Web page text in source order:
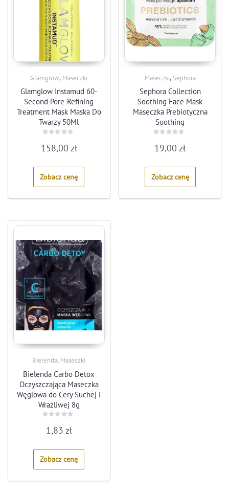
Glamglow, Maseczki
Glamglow Instamud 60-
Second Pore-Refining
Treatment Mask Maska Do
Twarzy 50Ml
0
out
5
158,00 zł
Zobacz cenę
Maseczki, Sephora
Sephora Collection
Soothing Face Mask
Maseczka Prebiotyczna
Soothing
0
out
5
19,00zł
Zobacz cenę
Bielenda, Maseczki
Bielenda Carbo Detox
Oczyszczająca Maseczka
Węglowa do Cery Suchej i
Wrażliwej 8g
out
5
1,83 zł
Zobacz cenę